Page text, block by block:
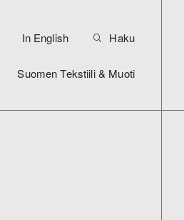
In English Haku
Suomen Tekstiili & Muoti